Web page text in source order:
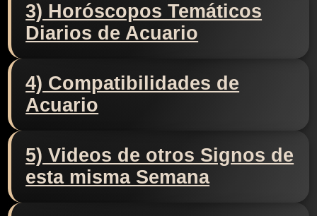
3) Horóscopos Temáticos
Diarios de Acuario
4) Compatibilidades de
Acuario
5) Videos de otros Signos de
esta misma Semana